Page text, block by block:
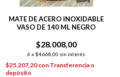
MATE DE ACERO INOXIDABLE
VASO DE 140 ML NEGRO
$28.008,00
6 x $4.668,00 sin interés
$25.207,20con Transferencia o
depósito